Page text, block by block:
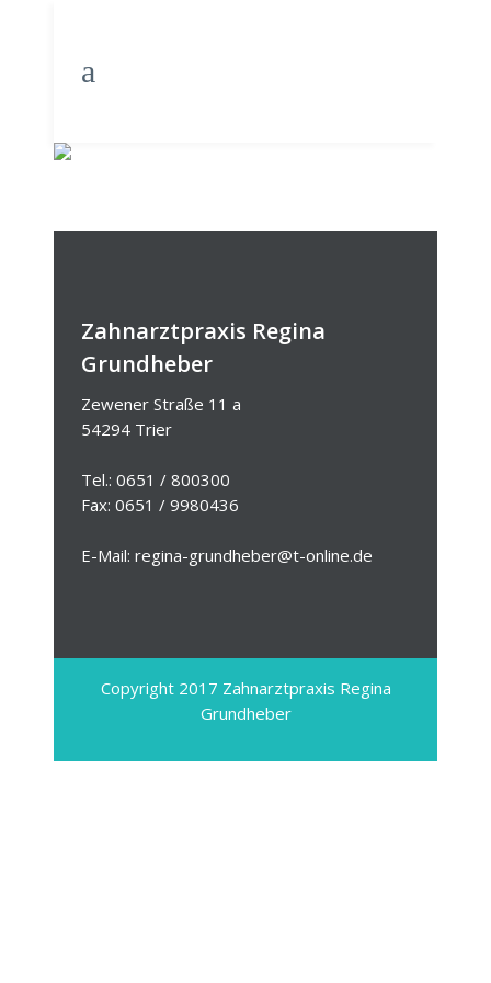
Zahnarztpraxis Regina
Grundheber
Zewener Straße 11 a
54294 Trier
Tel.: 0651 / 800300
Fax: 0651 / 9980436
E-Mail: regina-grundheber@t-online.de
Copyright 2017 Zahnarztpraxis Regina
Grundheber